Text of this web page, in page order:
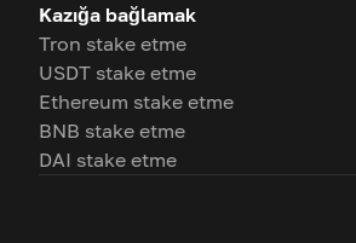
Kazığa bağlamak
Tron stake etme
USDT stake etme
Ethereum stake etme
BNB stake etme
DAI stake etme